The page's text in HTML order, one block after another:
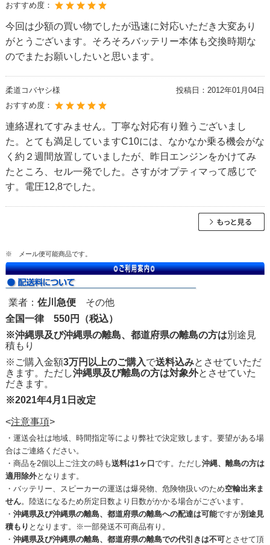
おすすめ度：
今回は少額の買い物でしたが迅速に対応いただき大変あり
がとうございます。そろそろバッテリー本体も交換時期な
のでまたお願いしたいと思います。
柔道コバヤシ様 投稿日： 2012年01月04日
おすすめ度：
連絡遅れてすみません。丁寧な対応有り難うございまし
た。とても満足していますC10には、なかなか乗る機会がな
く約２週間放置していましたが、昨日エンジンをかけてみ
たところ、セル一発でした。さすがオプティマって感じで
す。電圧12,8でした。
※ メール便可能商品です。
業者： 佐川急便その他
全国一律 550円（税込）
※沖縄県及び沖縄県の離島、都道府県の離島の方は別途見
積もり
※ご購入金額3万円以上のご購入で送料込みとさせていただ
きます。ただし沖縄県及び離島の方は対象外とさせていた
だきます。
※2021年4月1日改定
<注意事項>
・運送会社は地域、時間指定等により弊社で決定致します。要望がある場
合はご連絡ください。
・商品を2個以上ご注文の時も送料は1ヶ口です。ただし沖縄、離島の方は
適用除外となります。
・バッテリー、スピーカーの運送は爆発物、危険物扱いのため空輸出来ま
せん。陸送になるため所定日数より日数がかかる場合がございます。
・ 沖縄県及び沖縄県の離島、都道府県の離島への配達は可能ですが別途見
積もり となります。※一部発送不可商品有り。
・ 沖縄県及び沖縄県の離島、都道府県の離島での代引きは不可とさせて頂